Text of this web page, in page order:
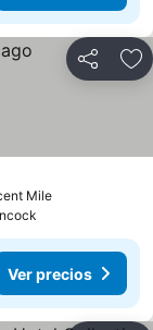
Compartir
MileVer precios
Ver precios